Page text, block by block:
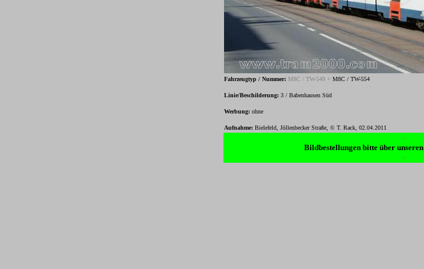
Fahrzeugtyp / Nummer: M8C / TW-549 + M8C / TW-554
Linie/Beschilderung: 3 / Babenhausen Süd
Werbung: ohne
Aufnahme: Bielefeld, Jöllenbecker Straße , © T. Rack, 02.04.2011
-
Bildbestellungen bitte über unseren
-